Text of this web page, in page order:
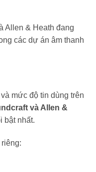
Allen & Heath đang
các dự án âm thanh
mức độ tin dùng trên
và Allen &
bật nhất.